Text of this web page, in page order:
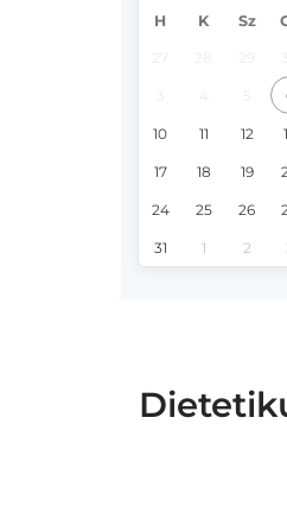
H K Sz
10 11 12
17 18 19
24 25 26
31 1 2